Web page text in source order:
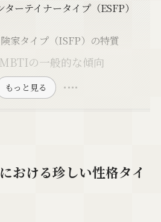
ーテイナータイプ（ESFP）
家タイプ（ISFP）の特質
の一般的な傾向
もっと見る
おける珍しい性格タイ